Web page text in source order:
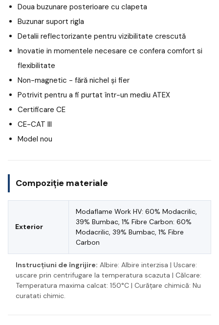
Doua buzunare posterioare cu clapeta
Buzunar suport rigla
Detalii reflectorizante pentru vizibilitate crescută
Inovatie in momentele necesare ce confera comfort si
flexibilitate
Non-magnetic - fără nichel și fier
Potrivit pentru a fi purtat într-un mediu ATEX
Certificare CE
CE-CAT III
Model nou
Compoziție materiale
Exterior
Modaflame Work HV: 60% Modacrilic,
39% Bumbac, 1% Fibre Carbon: 60%
Modacrilic, 39% Bumbac, 1% Fibre
Carbon
Instrucțiuni de îngrijire: Albire: Albire interzisa | Uscare:
uscare prin centrifugare la temperatura scazuta | Călcare:
Temperatura maxima calcat: 150°C | Curățare chimică: Nu
curatati chimic.